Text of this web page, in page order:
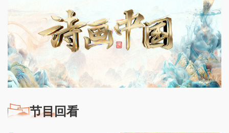
下次自动登录 忘记密码
登录 立即注册
使用合作网站账号登录
节目回看